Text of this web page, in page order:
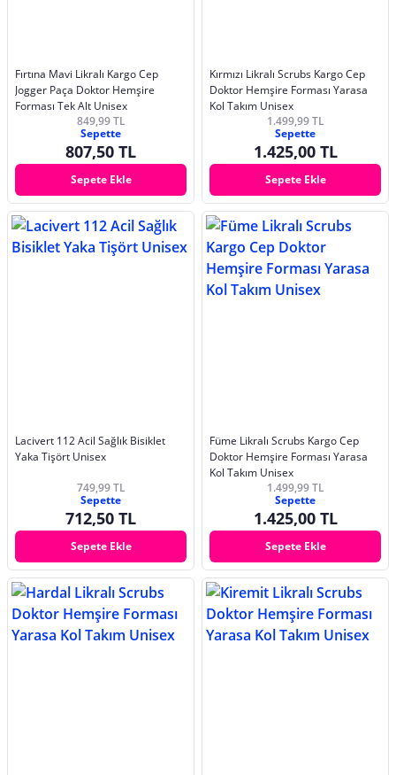
Fırtına Mavi Likralı Kargo Cep
Jogger Paça Doktor Hemşire
Forması Tek Alt Unisex
849,99 TL
Sepette
807,50 TL
Sepete Ekle
Kırmızı Likralı Scrubs Kargo Cep
Doktor Hemşire Forması Yarasa
Kol Takım Unisex
1.499,99 TL
Sepette
1.425,00 TL
Sepete Ekle
Lacivert 112 Acil Sağlık Bisiklet
Yaka Tişört Unisex
749,99 TL
Sepette
712,50 TL
Sepete Ekle
Füme Likralı Scrubs Kargo Cep
Doktor Hemşire Forması Yarasa
Kol Takım Unisex
1.499,99 TL
Sepette
1.425,00 TL
Sepete Ekle